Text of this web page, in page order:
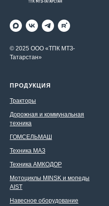
© 2025 ООО «ТПК МТЗ-
Татарстан»
ПРОДУКЦИЯ
Тракторы
Дорожная и коммунальная
техника
ГОМСЕЛЬМАШ
Техника МАЗ
Техника АМКОДОР
Мотоциклы MINSK и мопеды
AIST
Навесное оборудование